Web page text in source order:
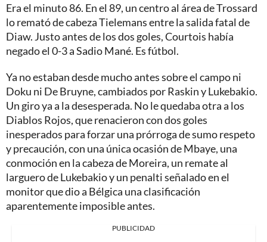
Era el minuto 86. En el 89, un centro al área de Trossard
lo remató de cabeza Tielemans entre la salida fatal de
Diaw. Justo antes de los dos goles, Courtois había
negado el 0-3 a Sadio Mané. Es fútbol.
Ya no estaban desde mucho antes sobre el campo ni
Doku ni De Bruyne, cambiados por Raskin y Lukebakio.
Un giro ya a la desesperada. No le quedaba otra a los
Diablos Rojos, que renacieron con dos goles
inesperados para forzar una prórroga de sumo respeto
y precaución, con una única ocasión de Mbaye, una
conmoción en la cabeza de Moreira, un remate al
larguero de Lukebakio y un penalti señalado en el
monitor que dio a Bélgica una clasificación
aparentemente imposible antes.
PUBLICIDAD